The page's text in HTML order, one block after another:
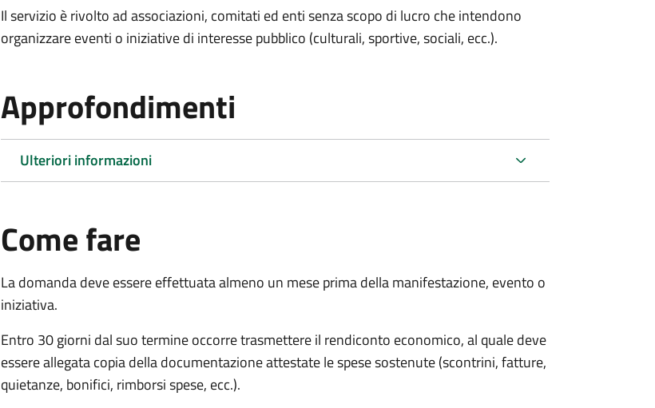
Il servizio è rivolto ad associazioni, comitati ed enti senza scopo di lucro che intendono
organizzare eventi o iniziative di interesse pubblico (culturali, sportive, sociali, ecc.).
Approfondimenti
Ulteriori informazioni
Come fare
La domanda deve essere effettuata almeno un mese prima della manifestazione, evento o
iniziativa.
Entro 30 giorni dal suo termine occorre trasmettere il rendiconto economico, al quale deve
essere allegata copia della documentazione attestate le spese sostenute (scontrini, fatture,
quietanze, bonifici, rimborsi spese, ecc.).